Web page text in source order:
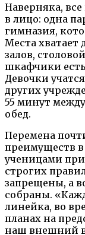
Наверняка,
в лицо: одна
гимназия,
Места хватает
залов,
шкафчики
Девочки
других
55 минут
обед.
Перемена
преимуществ
ученицами
строгих
запрещены, а
собраны.
линейка, во
планах на
наш внешний